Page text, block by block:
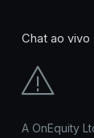
Chat ao vivo
A OnEquity